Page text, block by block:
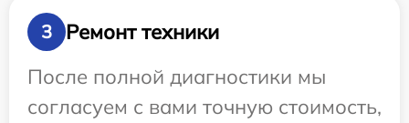
3
Ремонт техники
После полной диагностики мы
согласуем с вами точную стоимость,